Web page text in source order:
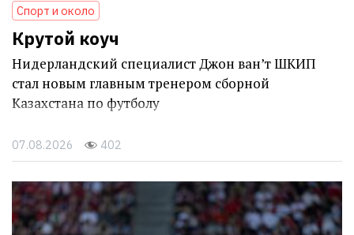
Спорт и около
Крутой коуч
Нидерландский специалист Джон ван’т ШКИП
стал новым главным тренером сборной
Казахстана по футболу
07.08.2026 402